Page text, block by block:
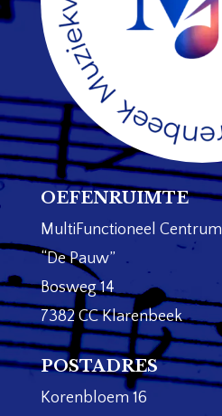
OEFENRUIMTE
MultiFunctioneel Centrum
“De Pauw”
Bosweg 14
7382 CC Klarenbeek
POSTADRES
Korenbloem 16